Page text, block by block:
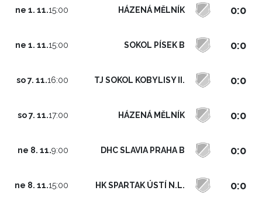
ne 1. 11.15:00 HÁZENÁ MĚLNÍK 0:0
ne 1. 11.15:00 SOKOL PÍSEK B 0:0
so 7. 11.16:00 TJ SOKOL KOBYLISY II. 0:0
so 7. 11.17:00 HÁZENÁ MĚLNÍK 0:0
ne 8. 11.9:00 DHC SLAVIA PRAHA B 0:0
ne 8. 11.15:00 HK SPARTAK ÚSTÍ N.L. 0:0